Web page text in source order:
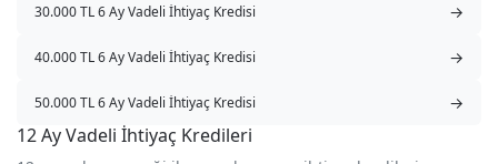
30.000 TL 6 Ay Vadeli İhtiyaç Kredisi →
40.000 TL 6 Ay Vadeli İhtiyaç Kredisi →
50.000 TL 6 Ay Vadeli İhtiyaç Kredisi →
12 Ay Vadeli İhtiyaç Kredileri